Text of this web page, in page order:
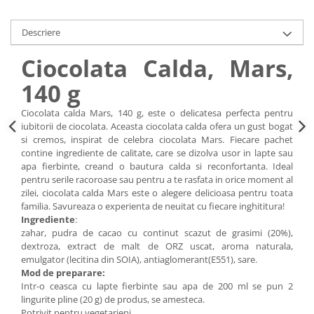
Descriere
Ciocolata Calda, Mars,
140 g
Ciocolata calda Mars, 140 g, este o delicatesa perfecta pentru
iubitorii de ciocolata. Aceasta ciocolata calda ofera un gust bogat
si cremos, inspirat de celebra ciocolata Mars. Fiecare pachet
contine ingrediente de calitate, care se dizolva usor in lapte sau
apa fierbinte, creand o bautura calda si reconfortanta. Ideal
pentru serile racoroase sau pentru a te rasfata in orice moment al
zilei, ciocolata calda Mars este o alegere delicioasa pentru toata
familia. Savureaza o experienta de neuitat cu fiecare inghititura!
Ingrediente:
zahar, pudra de cacao cu continut scazut de grasimi (20%),
dextroza, extract de malt de ORZ uscat, aroma naturala,
emulgator (lecitina din SOIA), antiaglomerant(E551), sare.
Mod de preparare:
Intr-o ceasca cu lapte fierbinte sau apa de 200 ml se pun 2
lingurite pline (20 g) de produs, se amesteca.